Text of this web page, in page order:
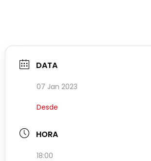
DATA
07 Jan 2023
Desde
HORA
18:00